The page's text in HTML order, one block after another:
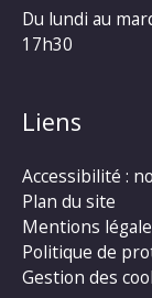
Du lundi au
17h30
Liens
Accessibilité :
Plan du site
Mentions
Politique de
Gestion des